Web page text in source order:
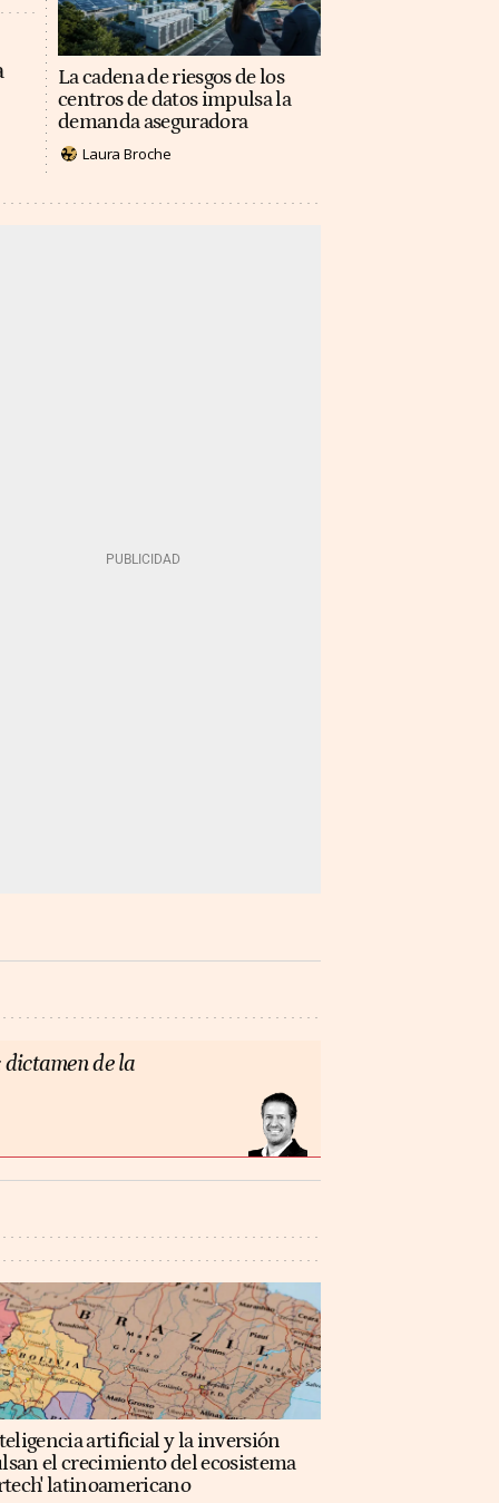
La cadena de riesgos de los
centros de datos impulsa la
demanda aseguradora
Laura Broche
de la
artificial y la inversión
el crecimiento del ecosistema
latinoamericano